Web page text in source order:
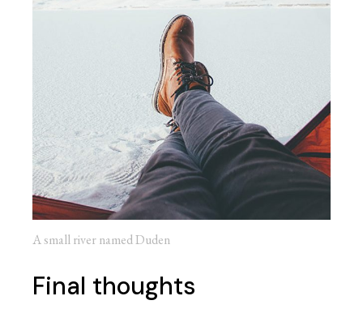
A small river named Duden
Final thoughts